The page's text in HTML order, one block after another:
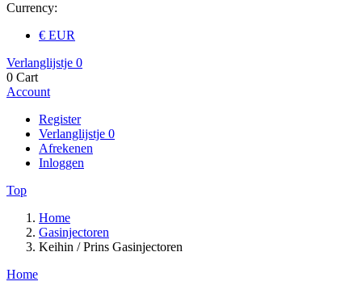
Currency:
€ EUR
Verlanglijstje 0
0 Cart
Account
Register
Verlanglijstje 0
Afrekenen
Inloggen
Top
Home
Gasinjectoren
Keihin / Prins Gasinjectoren
Home